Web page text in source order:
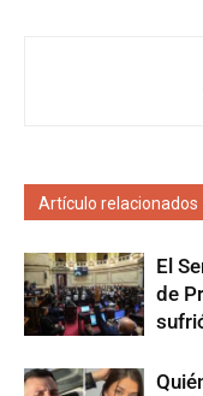
Artículo relacionados
El
de